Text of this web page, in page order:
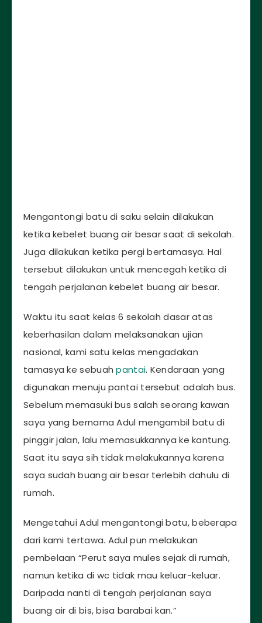
Mengantongi batu di saku selain dilakukan
ketika kebelet buang air besar saat di sekolah.
Juga dilakukan ketika pergi bertamasya. Hal
tersebut dilakukan untuk mencegah ketika di
tengah perjalanan kebelet buang air besar.
Waktu itu saat kelas 6 sekolah dasar atas
keberhasilan dalam melaksanakan ujian
nasional, kami satu kelas mengadakan
tamasya ke sebuahpantai. Kendaraan yang
digunakan menuju pantai tersebut adalah bus.
Sebelum memasuki bus salah seorang kawan
saya yang bernama Adul mengambil batu di
pinggir jalan, lalu memasukkannya ke kantung.
Saat itu saya sih tidak melakukannya karena
saya sudah buang air besar terlebih dahulu di
rumah.
Mengetahui Adul mengantongi batu, beberapa
dari kami tertawa. Adul pun melakukan
pembelaan “Perut saya mules sejak di rumah,
namun ketika di wc tidak mau keluar-keluar.
Daripada nanti di tengah perjalanan saya
buang air di bis, bisa barabai kan.”